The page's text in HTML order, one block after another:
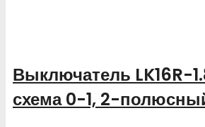
Выключатель LK16R-
схема 0-1, 2-